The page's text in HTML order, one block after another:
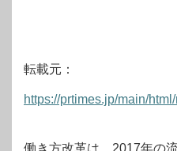
転載元：
https://prtimes.jp/main/
働き方改革は、2017年の